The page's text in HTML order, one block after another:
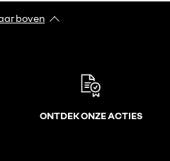
boven
ONTDEK ONZE ACTIES